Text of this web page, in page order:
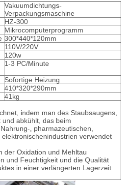
Vakuumdichtungs-
Verpackungsmaschine
HZ-300
Mikrocomputerprogramm
300*440*120mm
110V/220V
120w
1-3 PC/Minute
Sofortige Heizung
410*320*290mm
41kg
indem man des Staubsaugens,
abkühlt, das beim
, pharmazeutischen,
verwendet
der Oxidation und Mehltau
und Feuchtigkeit und die Qualität
in einer verlängerten Lagerzeit